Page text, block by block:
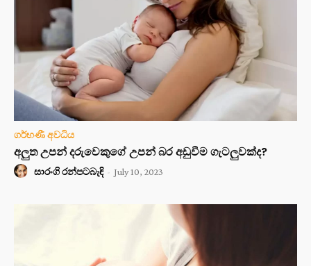
ගර්භණී අවධිය
අලුත උපන් දරුවෙකුගේ උපන් බර අඩුවීම ගැටලුවක්ද?
සාරංගි රන්පටබැඳි - July 10, 2023